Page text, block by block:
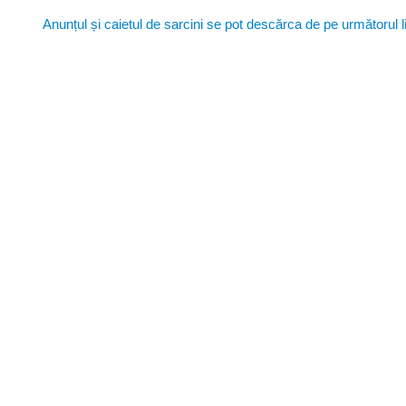
Anunțul și caietul de sarcini se pot descărca de pe următorul